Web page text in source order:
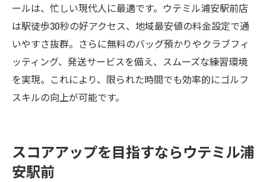
ールは、忙しい現代人に最適です。ウテミル浦安駅前店
は駅徒歩30秒の好アクセス、地域最安値の料金設定で通
いやすさ抜群。さらに無料のバッグ預かりやクラブフィ
ッティング、発送サービスを備え、スムーズな練習環境
を実現。これにより、限られた時間でも効率的にゴルフ
スキルの向上が可能です。
スコアアップを目指すならウテミル浦
安駅前